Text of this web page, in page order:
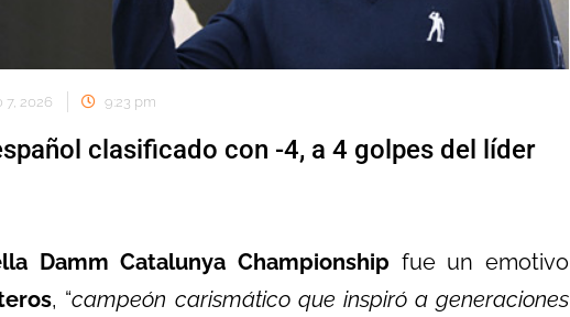
7, 2026 9:23 pm
clasificado con -4, a 4 golpes del líder
Damm Catalunya Championship fue un emotivo
, “campeón carismático que inspiró a generaciones